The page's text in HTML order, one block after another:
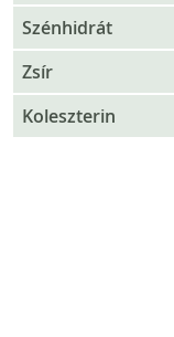
Szénhidrát
Zsír
Koleszterin